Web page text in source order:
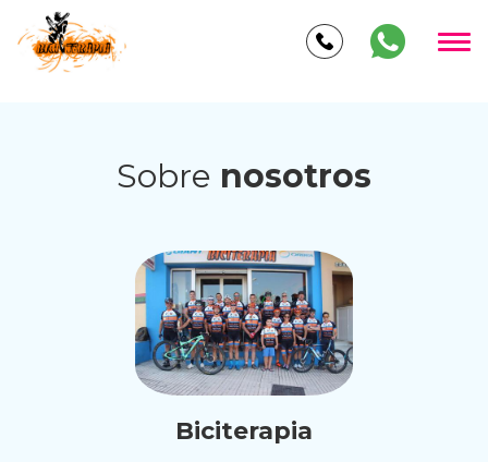
RealHost: tiendabicicletasmalaga.com.es
Sobre nosotros
Biciterapia